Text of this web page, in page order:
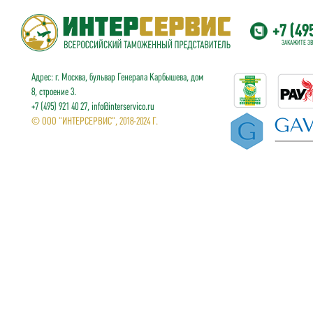
+7
ЗАКАЖИТЕ
Адрес: г. Москва, бульвар Генерала Карбышева, дом
8, строение 3.
+7 (495) 921 40 27, info@interservico.ru
© ООО "ИНТЕРСЕРВИС", 2018-2024 Г.